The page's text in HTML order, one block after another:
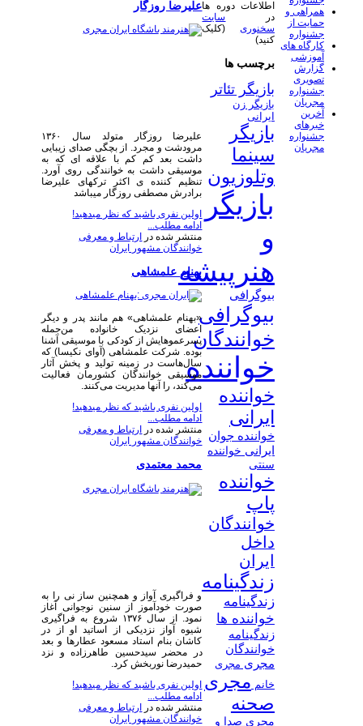
علیرضا روزگار
علیرضا روزگار متولد سال ۱۳۶۰
مرودشت و مجرد. از بچگی صدای زیبایی
داشت بعد کم کم با علاقه ای که به
موسیقی داشت به خوانندگی روی آورد.
تنظیم کننده ی اکثر ترکهای علیرضا
برادرش مصطفی روزگار میباشد
اولین نفری باشید که نظر میدهید!
ادامه مطلب...
منتشر شده در
ارتباط و معرفی
خوانندگان مشهور ایران
بهنام علمشاهی
«بهنام علمشاهی» هم مانند پدر و دیگر
اعضای نزدیک خانواده من‌جمله
پسرعموهایش از کودکی با موسیقی آشنا
بوده. شرکت علمشاهی (آوای نکیسا) که
سال‌هاست در زمینه تولید و پخش آثار
موسیقی خوانندگان کشورمان فعالیت
می‌کند، را آنها مدیریت می‌کنند.
اولین نفری باشید که نظر میدهید!
ادامه مطلب...
منتشر شده در
ارتباط و معرفی
خوانندگان مشهور ایران
محمد معتمدی
و فراگیری آواز و همچنین ساز نی را به
صورت خودآموز از سنین نوجوانی آغاز
نمود. از سال ۱۳۷۶ شروع به فراگیری
شیوه آواز نزدیکی از اساتید او از در
کاشان بنام استاد مسعود عطارها و بعد
در محضر سیدحسین طاهرزادهو نزد
حمیدرضا نوربخش کرد.
اولین نفری باشید که نظر میدهید!
ادامه مطلب...
منتشر شده در ارتباط و معرفی
خوانندگان مشهور ایران
اطلاعات دوره ها
در
سایت
سخنوری (کلیک
کنید)
برچسب ها
بازیگر تئاتر
بازیگر زن
ایرانی
بازیگر
سینما
وتلوزیون
بازیگر
و
هنرپیشه
بیوگرافی
بیوگرافی
خوانندگان
خواننده
خواننده
ایرانی
خواننده جوان
ایرانی خواننده
سنتی
خواننده
پاپ
خوانندگان
داخل
ایران
زندگینامه
زندگینامه
خواننده ها
زندگینامه
خوانندگان
مجری مجری
خانم مجری
صحنه
مجری صدا و
همراهی و
حمایت از
جشنواره
کارگاه های
آموزشی
گزارش
تصویری
جشنواره
مجریان
آخرین
خبرهای
جشنواره
مجریان